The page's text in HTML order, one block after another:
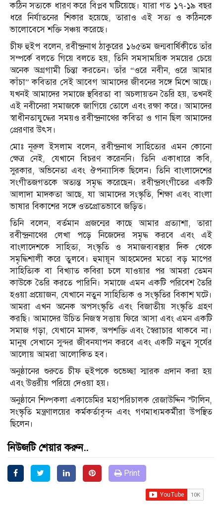
কঠিন সত্যকে ধারণ করে বিপ্লব ঘটিয়েছে। যারা গত ১৭-১৯ বছর
ধরে নির্যাতনের শিকার হয়েছে, তারাও এই সত্য ও কঠিনকে
ভালোবেসে শক্তি সঞ্চয় করেছে।
চীফ হুইপ বলেন, রবীন্দ্রনাথ ঠাকুরের ১৬৫তম জন্মবার্ষিকীতে তাঁর
সম্পর্কে বলতে গিয়ে বলতে হয়, তিনি সমসাময়িক সময়ের চেয়ে
অনেক অগ্রগামী চিন্তা করতেন। তাঁর “ওরে নবীন, ওরে আমার
কাঁচা” কবিতার সেই আবেগ আমাদের জীবনের সঙ্গে মিশে আছে।
যখনই আমাদের সমাজে স্থবিরতা বা অচলায়তন তৈরি হয়, তখনই
এই নবীনেরা সমাজকে জাগিয়ে তোলে এবং রক্ষা করে। আমাদের
স্বাধীনতাযুদ্ধের সময়ও রবীন্দ্রনাথের কবিতা ও গান ছিল আমাদের
প্রেরণার উৎস।
মোঃ নূরুল ইসলাম বলেন, রবীন্দ্রনাথ সাহিত্যের এমন কোনো
ক্ষেত্র নেই, যেখানে বিচরণ করেননি। তিনি একাধারে কবি,
সুরকার, অভিনেতা এবং ঔপন্যাসিক ছিলেন। তিনি বাংলাদেশের
সংগীতজগতকে অত্যন্ত সমৃদ্ধ করেছেন। রবীন্দ্রসংগীতের একটি
আলাদা মাদকতা আছে, যা আমাদের সংস্কৃতি, শিক্ষা এবং বাংলা
ভাষার বিকাশের সঙ্গে ওতপ্রোতভাবে জড়িত।
তিনি বলেন, বর্তমান প্রজন্মের কাছে আমার প্রত্যাশা, তারা
রবীন্দ্রনাথের লেখা পড়ে নিজেদের সমৃদ্ধ করবে এবং এই
বাংলাদেশকে সাহিত্য, সংস্কৃতি ও সমাজব্যবস্থার দিক থেকে
সমৃদ্ধিশালী করে তুলবে। হুমায়ূন আহমেদের মতো বড় মাপের
সাহিত্যিক বা বিখ্যাত কবিরা চলে যাওয়ার পর আমরা তেমন
কাউকে তৈরি করতে পারিনি। সমাজে এমন একটি পরিবেশ তৈরি
হওয়া প্রয়োজন, যেখানে নতুন সাহিত্যিক ও সংস্কৃতির বিকাশ ঘটে।
আমরা এখন অনেক অপসংস্কৃতি এবং বিজাতীয় সংস্কৃতি গ্রহণ
করছি। আমাদের উচিত নিজস্ব সত্তায় ফিরে আসা এবং এমন একটি
সমাজ গড়া, যেখানে মাদক, অপশক্তি এবং স্বৈরাচার থাকবে না।
মানুষ সেখানে সুন্দর জীবনযাপন করবে এবং একটি নতুন সূর্যের
আলোয় আমরা আলোকিত হব।
অনুষ্ঠানের শুরুতে চীফ হুইপকে শুভেচ্ছা স্মারক প্রদান করা হয়
এবং উত্তরীয় পরিয়ে দেওয়া হয়।
অনুষ্ঠানে শিল্পকলা একাডেমির মহাপরিচালক রেজাউদ্দিন স্টালিন,
সংস্কৃতি মন্ত্রণালয়ের কর্মকর্তাবৃন্দ এবং গণমাধ্যমকর্মীরা উপস্থিত
ছিলেন।
নিউজটি শেয়ার করুন..
Print